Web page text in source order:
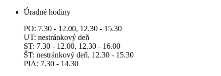
Úradné hodiny
PO: 7.30 - 12.00, 12.30 - 15.30
UT: nestránkový deň
ST: 7.30 - 12.00, 12.30 - 16.00
ŠT: nestránkový deň, 12.30 - 15.30
PIA: 7.30 - 14.30